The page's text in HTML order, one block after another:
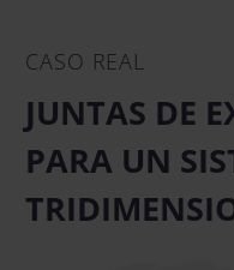
CASO REAL
JUNTAS DE
PARA UN